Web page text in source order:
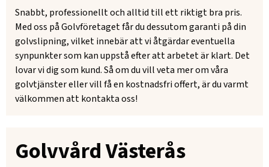
Snabbt, professionellt och alltid till ett riktigt bra pris.
Med oss på Golvföretaget får du dessutom garanti på din
golvslipning, vilket innebär att vi åtgärdar eventuella
synpunkter som kan uppstå efter att arbetet är klart. Det
lovar vi dig som kund. Så om du vill veta mer om våra
golvtjänster eller vill få en kostnadsfri offert, är du varmt
välkommen att kontakta oss!
Golvvård Västerås